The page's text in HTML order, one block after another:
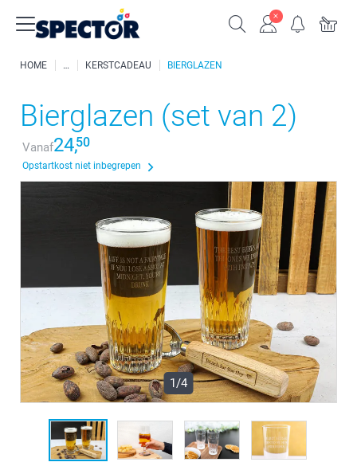
HOME KERSTCADEAU BIERGLAZEN
Bierglazen (set van 2)
Vanaf24,50
Opstartkost niet inbegrepen
1/4